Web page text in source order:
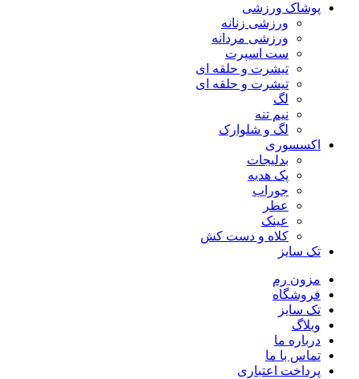
پوشاک ورزشی
ورزشی زنانه
ورزشی مردانه
ست اسپرت
تیشرت و حلقه ای
تیشرت و حلقه ای
لگ
نیم تنه
لگ و شلوارک
اکسسوری
بدلیجات
پک هدیه
جوراب
عطر
عینک
کلاه و دست کش
تک سایز
مزون رم
فروشگاه
تک سایز
وبلاگ
درباره ما
تماس با ما
پرداخت اعتباری